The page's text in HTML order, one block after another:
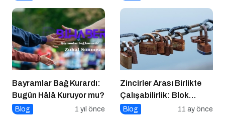
Bayramlar Bağ Kurardı:
Bugün Hâlâ Kuruyor mu?
Blog 1 yıl önce
Zincirler Arası Birlikte
Çalışabilirlik: Blok
Zincirlerin Geleceği
Blog 11 ay önce